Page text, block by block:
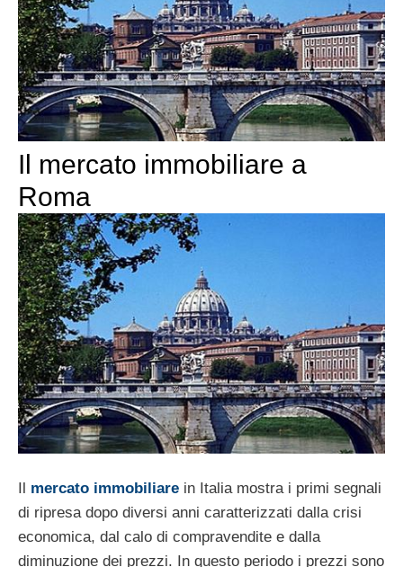
Il mercato immobiliare a
Roma
Il mercato immobiliare in Italia mostra i primi segnali
di ripresa dopo diversi anni caratterizzati dalla crisi
economica, dal calo di compravendite e dalla
diminuzione dei prezzi. In questo periodo i prezzi sono